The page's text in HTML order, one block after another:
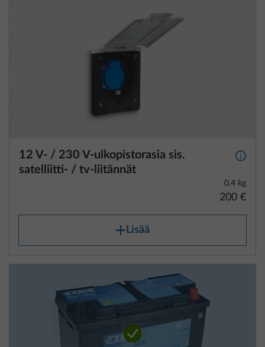
12 V- / 230 V-ulkopistorasia sis.
satelliitti- / tv-liitännät
0,4 kg
200 €
Lisää